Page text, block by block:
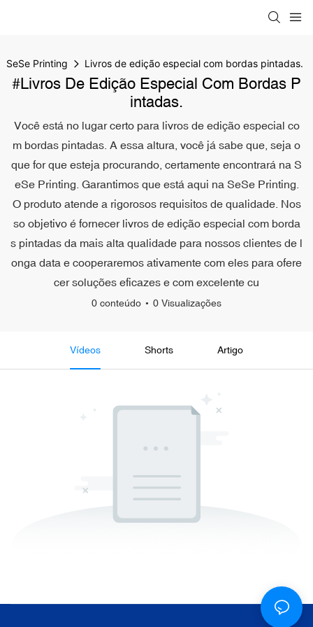
SeSe Printing Livros de edição especial com bordas pintadas.
#Livros De Edição Especial Com Bordas P
Intadas.
Você está no lugar certo para livros de edição especial co
m bordas pintadas. A essa altura, você já sabe que, seja o
que for que esteja procurando, certamente encontrará na S
eSe Printing. Garantimos que está aqui na SeSe Printing.
O produto atende a rigorosos requisitos de qualidade. Nos
so objetivo é fornecer livros de edição especial com borda
s pintadas da mais alta qualidade para nossos clientes de l
onga data e cooperaremos ativamente com eles para ofere
cer soluções eficazes e com excelente cu
0 conteúdo 0 Visualizações
Vídeos Shorts Artigo